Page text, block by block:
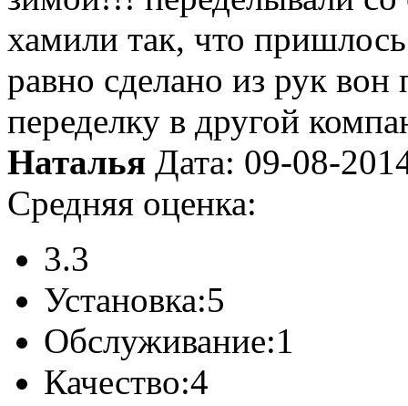
хамили так, что
равно сделано из рук вон
переделку в другой
Наталья Дата: 09-08-
Средняя оценка:
3.3
Установка:5
Обслуживание:1
Качество:4